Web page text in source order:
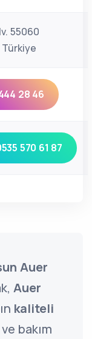
55060
Türkiye
28 46
570 61 87
Auer
Auer
kaliteli
bakım